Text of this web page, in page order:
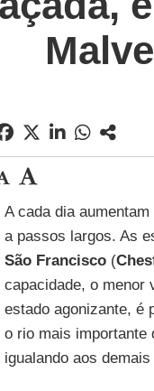
A cada dia
a passos largos. As
São Francisco(
capacidade, o menor
estado agonizante, é
o rio mais importante
igualando aos